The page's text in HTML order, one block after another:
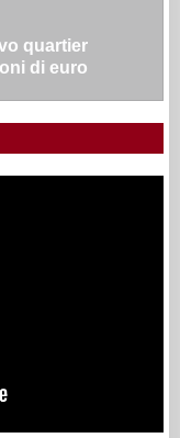
quartier
di euro